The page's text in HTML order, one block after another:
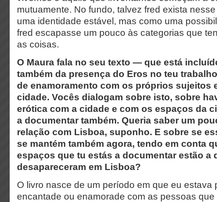
mutuamente. No fundo, talvez fred exista
uma identidade estável, mas como uma
fred escapasse um pouco às categorias que
as coisas.
O Maura fala no seu texto — que está
também da presença do Eros no teu
de enamoramento com os próprios sujeitos
cidade. Vocês dialogam sobre isto, sobre
erótica com a cidade e com os espaços da
a documentar também. Queria saber um
relação com Lisboa, suponho. E sobre se
se mantém também agora, tendo em conta
espaços que tu estás a documentar estão a
desapareceram em Lisboa?
O livro nasce de um período em que eu estava
encantade ou enamorade com as pessoas